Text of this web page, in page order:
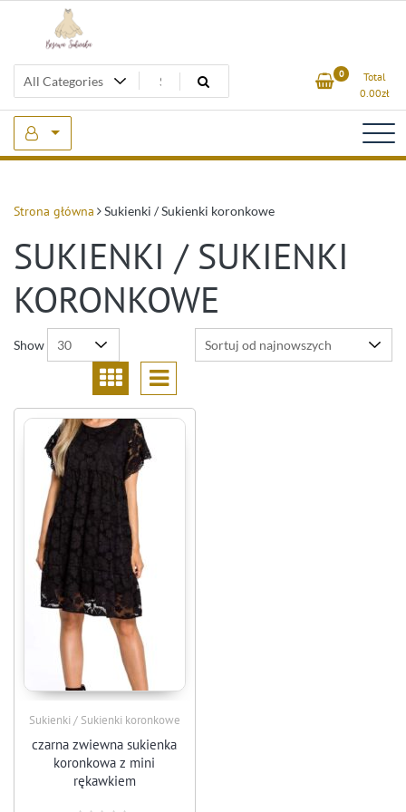
Beżowa Sukienka 0
Total
0.00zł
Strona główna Sukienki / Sukienki koronkowe
SUKIENKI / SUKIENKI
KORONKOWE
Show
Sukienki / Sukienki koronkowe
czarna zwiewna sukienka
koronkowa z mini
rękawkiem